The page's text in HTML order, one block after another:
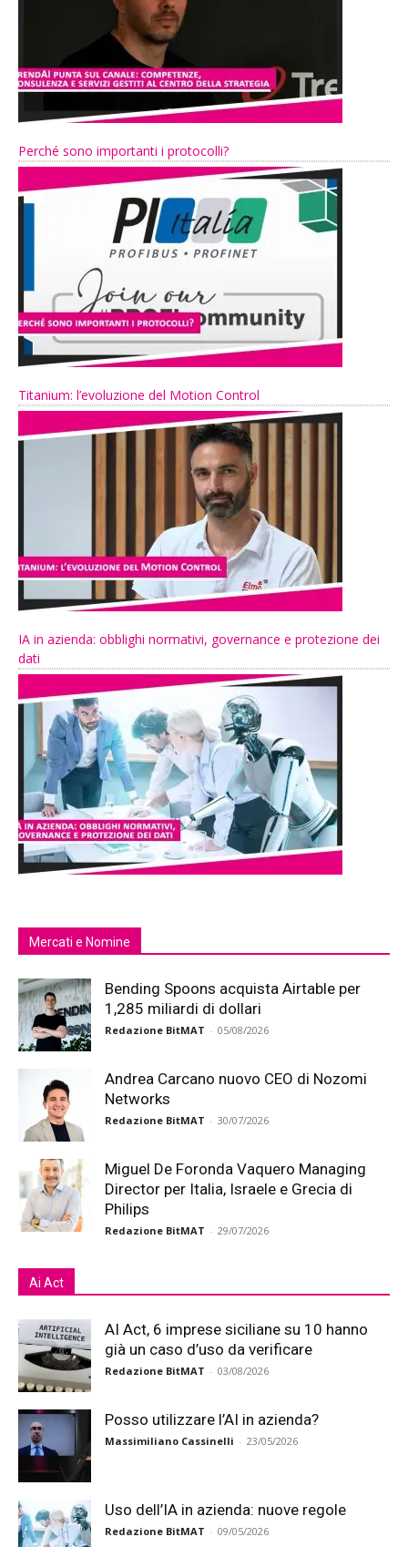
Perché sono importanti i protocolli?
Titanium: l’evoluzione del Motion Control
IA in azienda: obblighi normativi, governance e protezione dei
dati
Mercati e Nomine
Bending Spoons acquista Airtable per
1,285 miliardi di dollari
Redazione BitMAT - 05/08/2026
Andrea Carcano nuovo CEO di Nozomi
Networks
Redazione BitMAT - 30/07/2026
Miguel De Foronda Vaquero Managing
Director per Italia, Israele e Grecia di
Philips
Redazione BitMAT - 29/07/2026
Ai Act
AI Act, 6 imprese siciliane su 10 hanno
già un caso d’uso da verificare
Redazione BitMAT - 03/08/2026
Posso utilizzare l’AI in azienda?
Massimiliano Cassinelli - 23/05/2026
Uso dell’IA in azienda: nuove regole
Redazione BitMAT - 09/05/2026